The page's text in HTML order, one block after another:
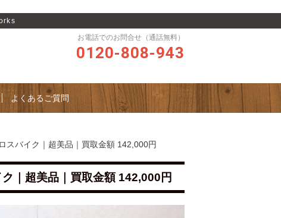
お電話でのお問合せ（通話無料）
0120-808-943
よくあるご質問
スバイク｜超美品｜買取金額 142,000円
｜超美品｜買取金額 142,000円